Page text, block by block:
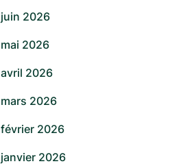
juin 2026
mai 2026
avril 2026
mars 2026
février 2026
janvier 2026